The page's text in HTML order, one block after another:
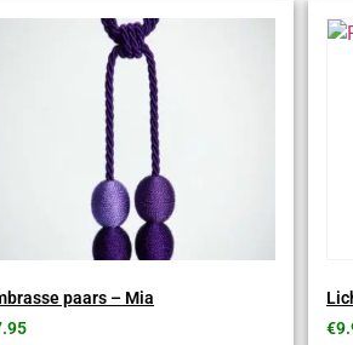
paars – Mia
€